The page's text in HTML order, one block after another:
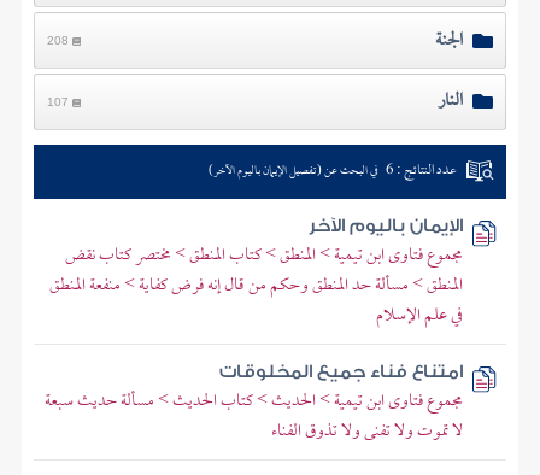
الجنة 208
النار 107
عدد النتائج : 6 في البحث عن (تفصيل الإيمان باليوم الآخر)
الإيمان باليوم الآخر
مجموع فتاوى ابن تيمية > المنطق > كتاب المنطق > مختصر كتاب نقض
المنطق > مسألة حد المنطق وحكم من قال إنه فرض كفاية > منفعة المنطق
في علم الإسلام
امتناع فناء جميع المخلوقات
مجموع فتاوى ابن تيمية > الحديث > كتاب الحديث > مسألة حديث سبعة
لا تموت ولا تفنى ولا تذوق الفناء